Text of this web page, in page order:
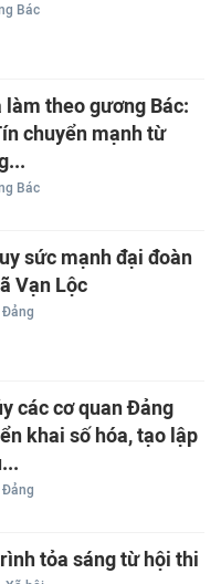
Bác
làm theo gương Bác:
chuyển mạnh từ
Bác
sức mạnh đại đoàn
Vạn Lộc
Đảng
các cơ quan Đảng
khai số hóa, tạo lập
Đảng
tỏa sáng từ hội thi